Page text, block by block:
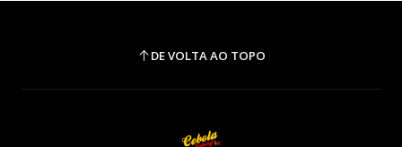
DE VOLTA AO TOPO